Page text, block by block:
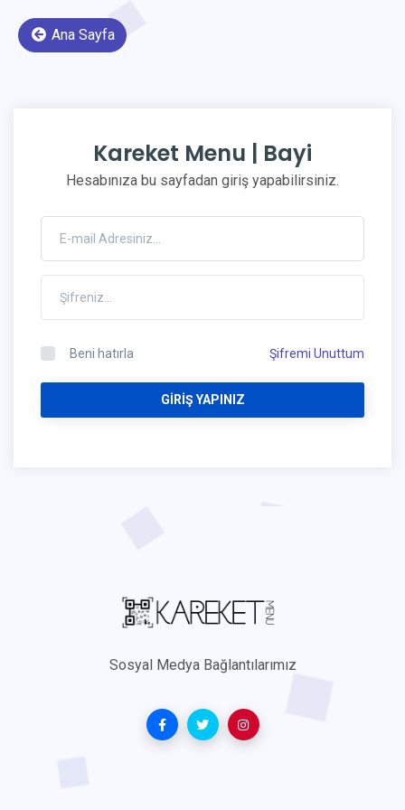
Ana Sayfa
Kareket Menu | Bayi
Hesabınıza bu sayfadan giriş yapabilirsiniz.
Beni hatırla Şifremi Unuttum
GIRIŞ YAPINIZ
Sosyal Medya Bağlantılarımız